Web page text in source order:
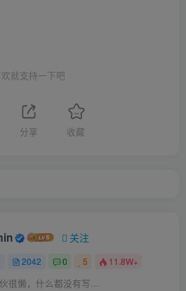
就支持一下吧
分享 收藏
关注
2042 0 5 11.8W+
很懒，什么都没有写...